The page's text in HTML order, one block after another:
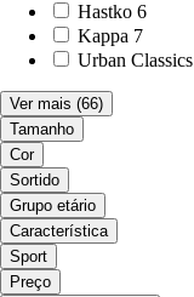
Hastko 6
Kappa 7
Urban Classics
Ver mais (66)
Tamanho
Cor
Sortido
Grupo etário
Característica
Sport
Preço